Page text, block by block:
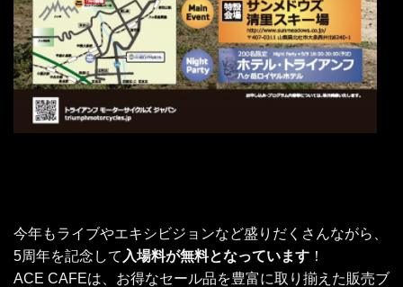
今年もライブやエキシビジョンなど盛りだくさんながら、
5周年を記念して 入場料が無料となっています ！
ACE CAFEは、お得なセール品を豊富に取り揃えた販売ブ